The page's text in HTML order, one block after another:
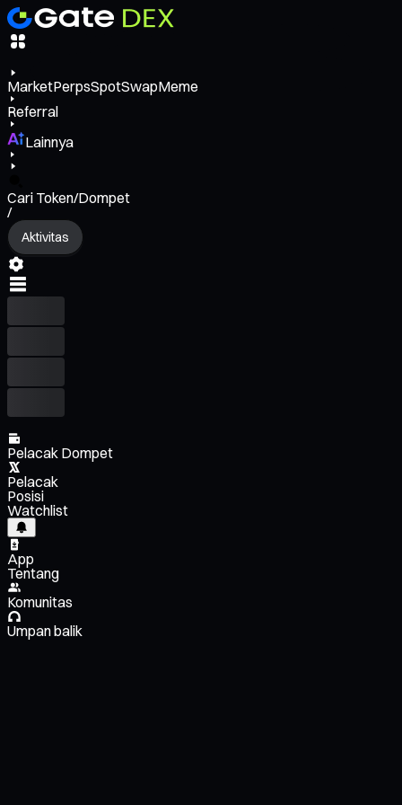
MarketPerpsSpotSwapMeme
Referral
Lainnya
Cari Token/Dompet
/
Aktivitas
Pelacak Dompet
Pelacak
Posisi
Watchlist
App
Tentang
Komunitas
Umpan balik